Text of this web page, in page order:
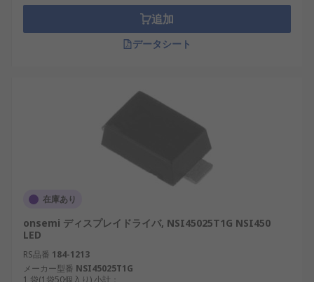
追加
データシート
在庫あり
onsemi ディスプレイドライバ, NSI45025T1G NSI450
LED
RS品番 184-1213
メーカー型番 NSI45025T1G
1 袋(1袋50個入り) 小計：